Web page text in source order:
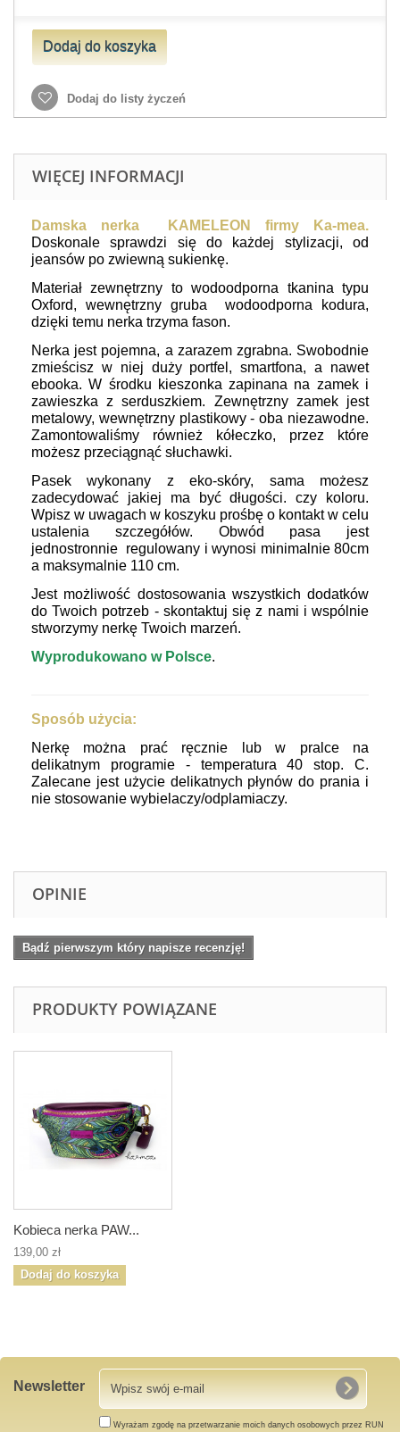
Dodaj do koszyka
Dodaj do listy życzeń
WIĘCEJ INFORMACJI
Damska nerka KAMELEON firmy Ka-mea.
Doskonale sprawdzi się do każdej stylizacji, od
jeansów po zwiewną sukienkę.
Materiał zewnętrzny to wodoodporna tkanina typu
Oxford, wewnętrzny gruba wodoodporna kodura,
dzięki temu nerka trzyma fason.
Nerka jest pojemna, a zarazem zgrabna. Swobodnie
zmieścisz w niej duży portfel, smartfona, a nawet
ebooka. W środku kieszonka zapinana na zamek i
zawieszka z serduszkiem. Zewnętrzny zamek jest
metalowy, wewnętrzny plastikowy - oba niezawodne.
Zamontowaliśmy również kółeczko, przez które
możesz przeciągnąć słuchawki.
Pasek wykonany z eko-skóry, sama możesz
zadecydować jakiej ma być długości. czy koloru.
Wpisz w uwagach w koszyku prośbę o kontakt w celu
ustalenia szczegółów. Obwód pasa jest
jednostronnie regulowany i wynosi minimalnie 80cm
a maksymalnie 110 cm.
Jest możliwość dostosowania wszystkich dodatków
do Twoich potrzeb - skontaktuj się z nami i wspólnie
stworzymy nerkę Twoich marzeń.
Wyprodukowano w Polsce.
Sposób użycia:
Nerkę można prać ręcznie lub w pralce na
delikatnym programie - temperatura 40 stop. C.
Zalecane jest użycie delikatnych płynów do prania i
nie stosowanie wybielaczy/odplamiaczy.
OPINIE
Bądź pierwszym który napisze recenzję!
PRODUKTY POWIĄZANE
Kobieca nerka PAW...
139,00 zł
Dodaj do koszyka
Newsletter
Wyrażam zgodę na przetwarzanie moich danych osobowych przez RUN